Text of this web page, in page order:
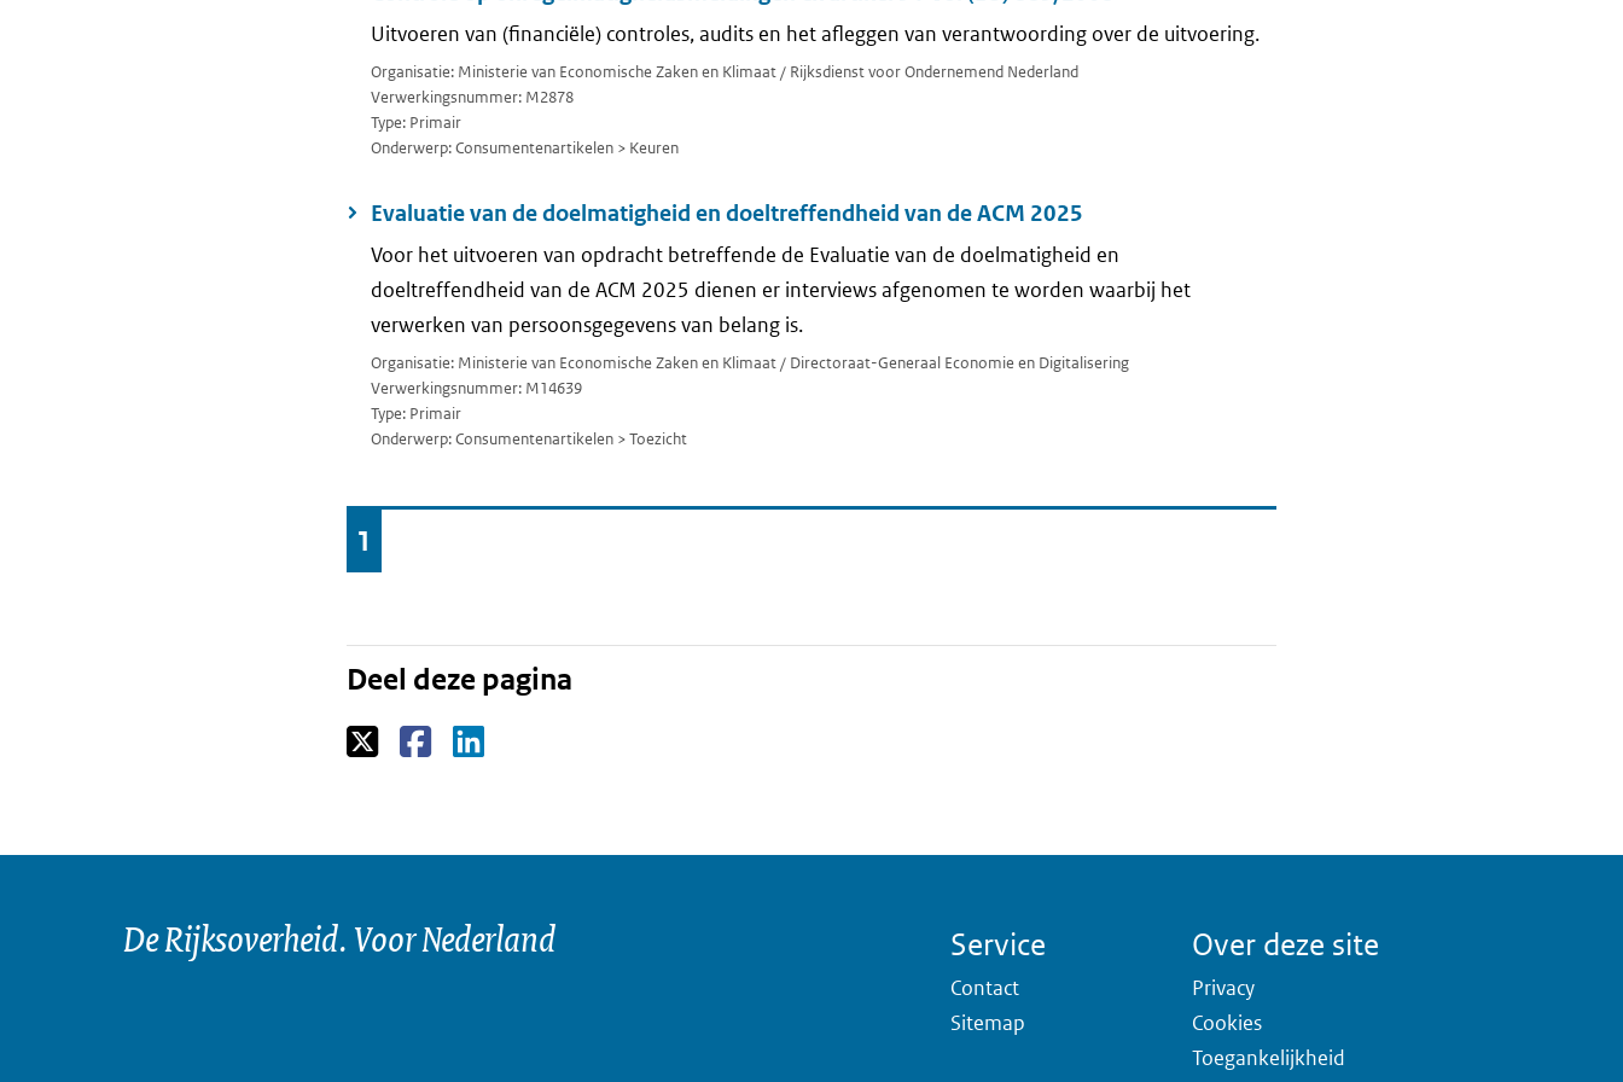
Uitvoeren van (financiële) controles, audits en het afleggen van verantwoording over de uitvoering.
Organisatie: Ministerie van Economische Zaken en Klimaat / Rijksdienst voor Ondernemend Nederland
Verwerkingsnummer: M2878
Type: Primair
Onderwerp: Consumentenartikelen > Keuren
Evaluatie van de doelmatigheid en doeltreffendheid van de ACM 2025
Voor het uitvoeren van opdracht betreffende de Evaluatie van de doelmatigheid en
doeltreffendheid van de ACM 2025 dienen er interviews afgenomen te worden waarbij het
verwerken van persoonsgegevens van belang is.
Organisatie: Ministerie van Economische Zaken en Klimaat / Directoraat-Generaal Economie en Digitalisering
Verwerkingsnummer: M14639
Type: Primair
Onderwerp: Consumentenartikelen > Toezicht
naar
Pagina
1
Deel deze pagina
De Rijksoverheid. Voor Nederland Service
Contact
Sitemap
Over deze site
Privacy
Cookies
Toegankelijkheid